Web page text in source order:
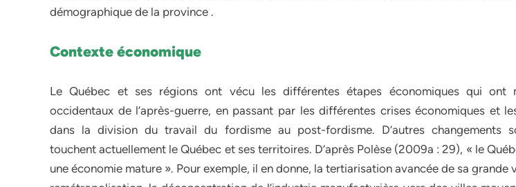
démographique de la province .
Contexte économique
Le Québec et ses régions ont vécu les différentes étapes économiques qui ont
occidentaux de l’après-guerre, en passant par les différentes crises économiques et
dans la division du travail du fordisme au post-fordisme. D’autres changements
touchent actuellement le Québec et ses territoires. D’après Polèse (2009a : 29), « le
une économie mature ». Pour exemple, il en donne, la tertiarisation avancée de sa grande